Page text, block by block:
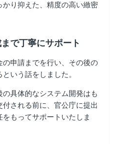
り抑えた、精度の高い緻密
で丁寧にサポート
申請までを行い、その後の
いう話をしました。
具体的なシステム開発はも
される前に、官公庁に提出
もってサポートいたしま